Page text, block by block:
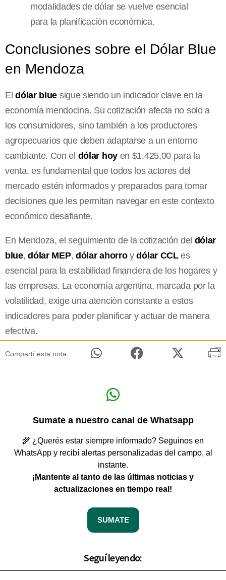
modalidades de dólar se vuelve esencial
para la planificación económica.
Conclusiones sobre el Dólar Blue
en Mendoza
Eldólar blue sigue siendo un indicador clave en la
economía mendocina. Su cotización afecta no solo a
los consumidores, sino también a los productores
agropecuarios que deben adaptarse a un entorno
cambiante. Con el dólar hoyen $1.425,00 para la
venta, es fundamental que todos los actores del
mercado estén informados y preparados para tomar
decisiones que les permitan navegar en este contexto
económico desafiante.
En Mendoza, el seguimiento de la cotización del dólar
blue,dólar MEP, dólar ahorroydólar CCLes
esencial para la estabilidad financiera de los hogares y
las empresas. La economía argentina, marcada por la
volatilidad, exige una atención constante a estos
indicadores para poder planificar y actuar de manera
efectiva.
Compartí esta nota
Sumate a nuestro canal de Whatsapp
🌾 ¿Querés estar siempre informado? Seguinos en
WhatsApp y recibí alertas personalizadas del campo, al
instante.
¡Mantente al tanto de las últimas noticias y
actualizaciones en tiempo real!
SUMATE
Seguí leyendo: